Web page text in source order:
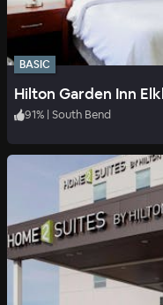
BASIC
Hilton Garden Inn
91% | South Bend